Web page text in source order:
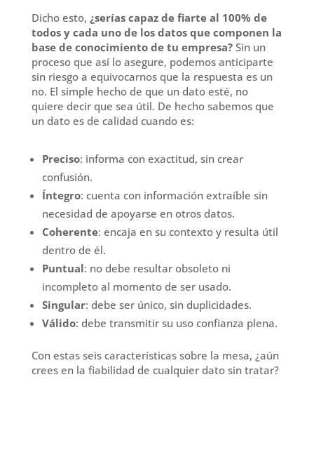
Dicho esto, ¿serías capaz de fiarte al 100% de
todos y cada uno de los datos que componen la
base de conocimiento de tu empresa? Sin un
proceso que así lo asegure, podemos anticiparte
sin riesgo a equivocarnos que la respuesta es un
no. El simple hecho de que un dato esté, no
quiere decir que sea útil. De hecho sabemos que
un dato es de calidad cuando es:
Preciso: informa con exactitud, sin crear
confusión.
Íntegro: cuenta con información extraíble sin
necesidad de apoyarse en otros datos.
Coherente: encaja en su contexto y resulta útil
dentro de él.
Puntual: no debe resultar obsoleto ni
incompleto al momento de ser usado.
Singular: debe ser único, sin duplicidades.
Válido: debe transmitir su uso confianza plena.
Con estas seis características sobre la mesa, ¿aún
crees en la fiabilidad de cualquier dato sin tratar?